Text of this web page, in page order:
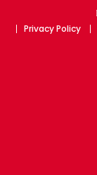
Privacy Policy